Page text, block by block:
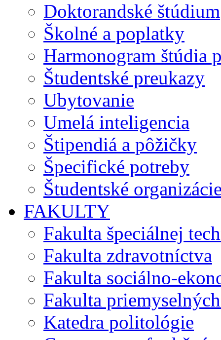
Doktorandské štúdium
Školné a poplatky
Harmonogram štúdia
Študentské preukazy
Ubytovanie
Umelá inteligencia
Štipendiá a pôžičky
Špecifické potreby
Študentské
FAKULTY
Fakulta špeciálnej
Fakulta zdravotníctva
Fakulta sociálno-
Fakulta
Katedra politológie